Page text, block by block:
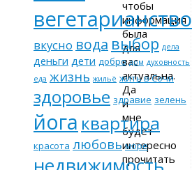
чтобы
информация
была
для
вас
актуальна.
Да
и
мне
будет
интересно
прочитать
вегетарианство
вкусно вода выбор дела
деньги дети добро дом духовность
еда жизнь жильё жить в Сочи
здоровье здравие зелень
йога квартира
красота любовь море